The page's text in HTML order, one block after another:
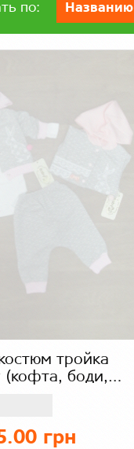
по: Названию
тройка
(кофта, боди,
грн